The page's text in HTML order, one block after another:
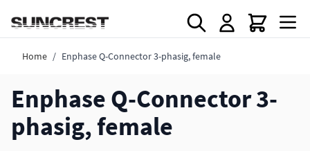
Home / Enphase Q-Connector 3-phasig, female
Enphase Q-Connector 3-
phasig, female